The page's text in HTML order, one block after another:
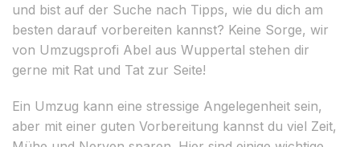
und bist auf der Suche nach Tipps, wie du dich am
besten darauf vorbereiten kannst? Keine Sorge, wir
von Umzugsprofi Abel aus Wuppertal stehen dir
gerne mit Rat und Tat zur Seite!
Ein Umzug kann eine stressige Angelegenheit sein,
aber mit einer guten Vorbereitung kannst du viel Zeit,